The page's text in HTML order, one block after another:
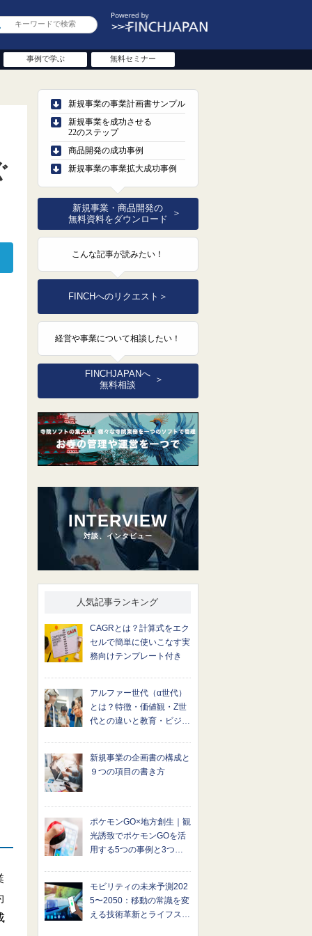
事例で学ぶ 無料セミナー
新規事業の事業計画書サンプル
新規事業を成功させる
22のステップ
商品開発の成功事例
新規事業の事業拡大成功事例
新規事業・商品開発の
無料資料をダウンロード
＞
こんな記事が読みたい！
FINCHへのリクエスト ＞
経営や事業について相談したい！
FINCHJAPANへ
無料相談
＞
INTERVIEW
対談、インタビュー
人気記事ランキング
CAGRとは？計算式をエク
セルで簡単に使いこなす実
務向けテンプレート付き
アルファー世代（α世代）
とは？特徴・価値観・Z世
代との違いと教育・ビジネ
新規事業の企画書の構成と
９つの項目の書き方
ポケモンGO×地方創生｜観
光誘致でポケモンGOを活
用する5つの事例と3つの
モビリティの未来予測202
5〜2050：移動の常識を変
える技術革新とライフスタ